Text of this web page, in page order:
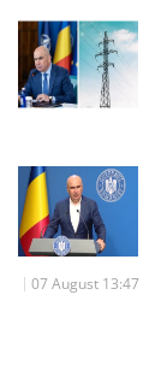
07 August 13:47